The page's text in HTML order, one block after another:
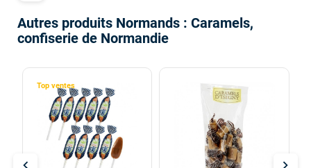
Autres produits Normands : Caramels,
confiserie de Normandie
Top ventes